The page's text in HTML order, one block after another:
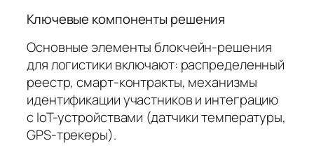
Ключевые компоненты решения
Основные элементы блокчейн-решения
для логистики включают: распределенный
реестр, смарт-контракты, механизмы
идентификации участников и интеграцию
с IoT-устройствами (датчики температуры,
GPS-трекеры).